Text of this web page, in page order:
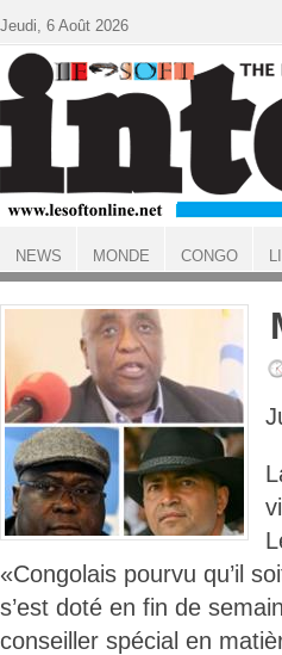
ACCUEIL
«Congolais pourvu qu’il
s’est doté en fin de
conseiller spécial en
Jeudi, 6 Août 2026
NEWS MONDE CONGO